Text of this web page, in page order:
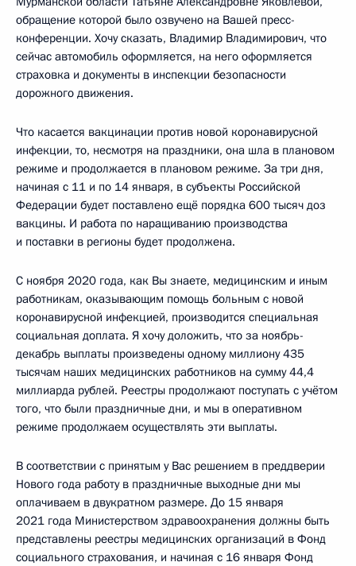
обращение которой было озвучено на Вашей пресс-
конференции. Хочу сказать, Владимир Владимирович, что
сейчас автомобиль оформляется, на него оформляется
страховка и документы в инспекции безопасности
дорожного движения.
Что касается вакцинации против новой коронавирусной
инфекции, то, несмотря на праздники, она шла в плановом
режиме и продолжается в плановом режиме. За три дня,
начиная с 11 и по 14 января, в субъекты Российской
Федерации будет поставлено ещё порядка 600 тысяч доз
вакцины. И работа по наращиванию производства
и поставки в регионы будет продолжена.
С ноября 2020 года, как Вы знаете, медицинским и иным
работникам, оказывающим помощь больным с новой
коронавирусной инфекцией, производится специальная
социальная доплата. Я хочу доложить, что за ноябрь-
декабрь выплаты произведены одному миллиону 435
тысячам наших медицинских работников на сумму 44,4
миллиарда рублей. Реестры продолжают поступать с учётом
того, что были праздничные дни, и мы в оперативном
режиме продолжаем осуществлять эти выплаты.
В соответствии с принятым у Вас решением в преддверии
Нового года работу в праздничные выходные дни мы
оплачиваем в двукратном размере. До 15 января
2021 года Министерством здравоохранения должны быть
представлены реестры медицинских организаций в Фонд
социального страхования, и начиная с 16 января Фонд